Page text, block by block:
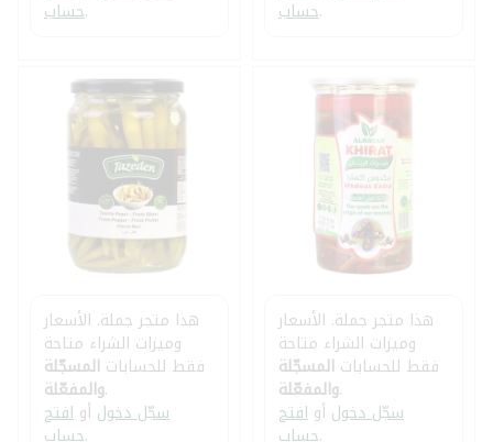
حساب. حساب.
هذا متجر جملة. الأسعار
وميزات الشراء متاحة
فقط للحسابات المسجّلة
والمفعّلة.
سجّل دخول أو افتح
حساب.
هذا متجر جملة. الأسعار
وميزات الشراء متاحة
فقط للحسابات المسجّلة
والمفعّلة.
سجّل دخول أو افتح
حساب.